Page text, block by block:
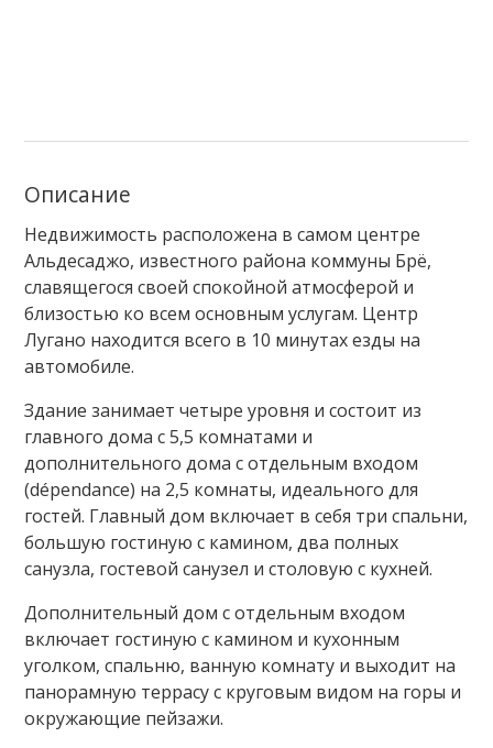
Описание
Недвижимость расположена в самом центре
Альдесаджо, известного района коммуны Брё,
славящегося своейспокойной атмосферой и
близостью ко всем основным услугам. Центр
Лугано находится всего в 10 минутах езды на
автомобиле.
Здание занимаетчетыре уровня и состоит из
главного дома с 5,5 комнатами и
дополнительного дома с отдельным входом
(dépendance) на 2,5 комнаты, идеального для
гостей. Главный дом включает в себя три спальни,
большую гостиную с камином,два полных
санузла, гостевой санузел истоловую с кухней.
Дополнительный дом с отдельным входом
включает гостиную с камином и кухонным
уголком, спальню, ванную комнату и выходит на
панорамную террасус круговым видом на горы и
окружающие пейзажи.